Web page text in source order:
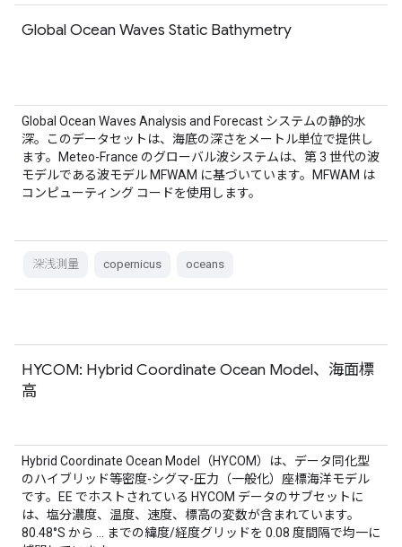
Global Ocean Waves Static Bathymetry
Global Ocean Waves Analysis and Forecast システムの静的水
深。このデータセットは、海底の深さをメートル単位で提供し
ます。Meteo-France のグローバル波システムは、第 3 世代の波
モデルである波モデル MFWAM に基づいています。MFWAM は
コンピューティング コードを使用します。
深浅測量 copernicus oceans
HYCOM: Hybrid Coordinate Ocean Model、海面標
高
Hybrid Coordinate Ocean Model（HYCOM）は、データ同化型
のハイブリッド等密度-シグマ-圧力（一般化）座標海洋モデル
です。EE でホストされている HYCOM データのサブセットに
は、塩分濃度、温度、速度、標高の変数が含まれています。
80.48°S から … までの緯度/経度グリッドを 0.08 度間隔で均一に